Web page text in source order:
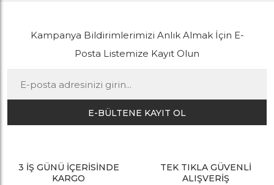
Kampanya Bildirimlerimizi Anlık Almak İçin E-
Posta Listemize Kayıt Olun
E-BÜLTENE KAYIT OL
3 İŞ GÜNÜ İÇERİSİNDE
KARGO
TEK TIKLA GÜVENLİ
ALIŞVERİŞ